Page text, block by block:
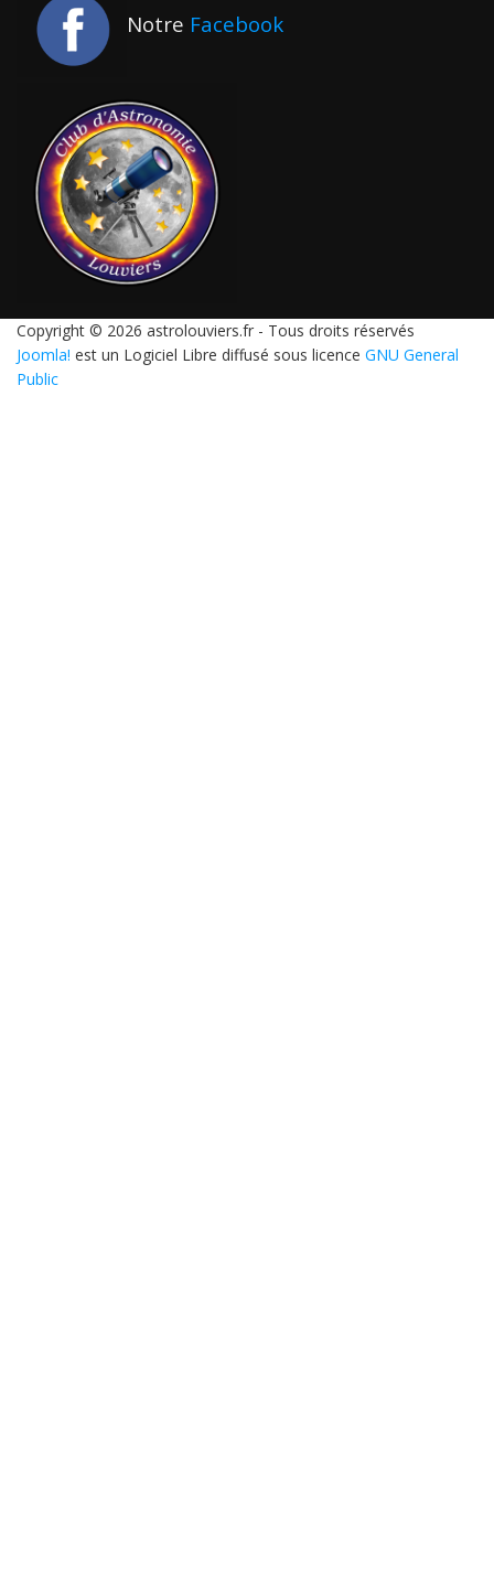
Notre Facebook
Copyright © 2026 astrolouviers.fr - Tous droits réservés
Joomla! est un Logiciel Libre diffusé sous licence GNU General
Public